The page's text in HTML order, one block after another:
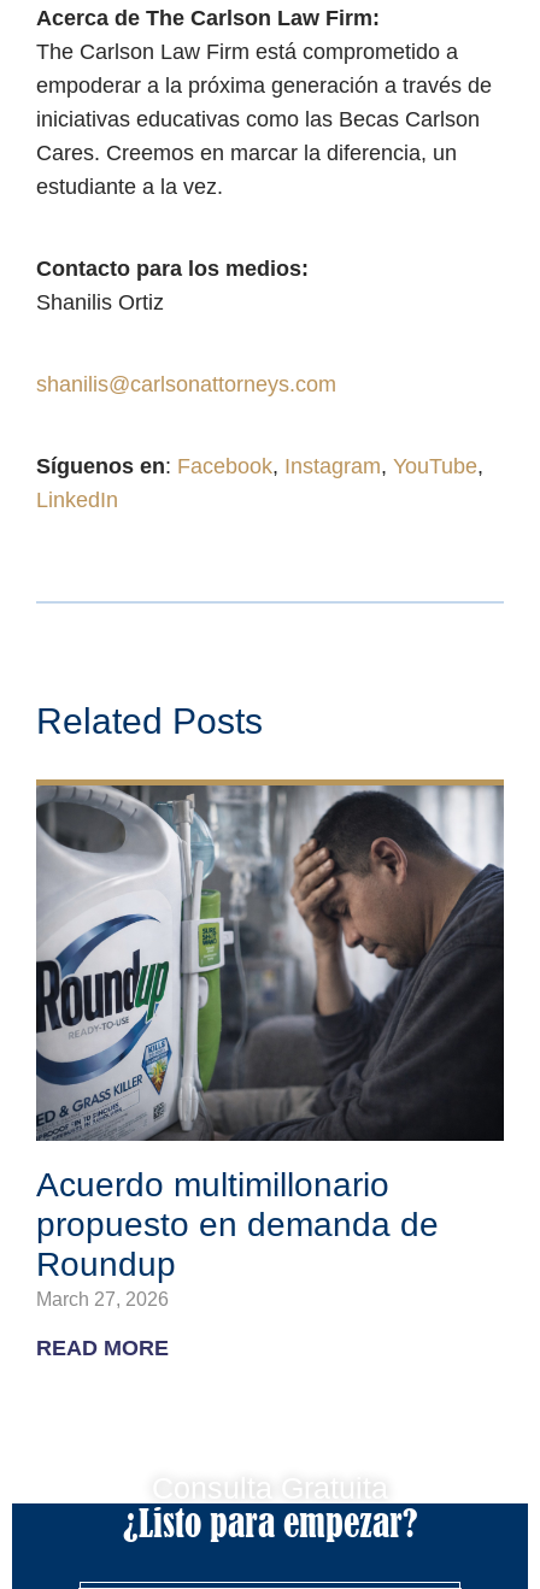
Acerca de The Carlson Law Firm:
The Carlson Law Firm está comprometido a
empoderar a la próxima generación a través de
iniciativas educativas como las Becas Carlson
Cares. Creemos en marcar la diferencia, un
estudiante a la vez.
Contacto para los medios:
Shanilis Ortiz
shanilis@carlsonattorneys.com
Síguenos en: Facebook, Instagram, YouTube,
LinkedIn
Related Posts
Acuerdo multimillonario
propuesto en demanda de
Roundup
March 27, 2026
READ MORE
Consulta Gratuita
¿Listo para empezar?